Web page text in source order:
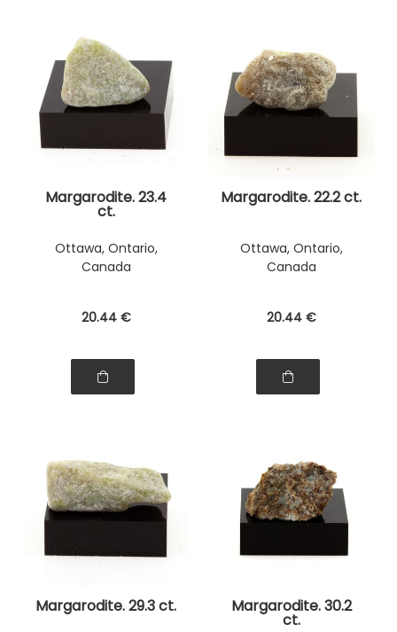
Margarodite. 23.4
ct.
Ottawa, Ontario,
Canada
20.44 €
Margarodite. 22.2 ct.
Ottawa, Ontario,
Canada
20.44 €
Margarodite. 29.3 ct. Margarodite. 30.2
ct.